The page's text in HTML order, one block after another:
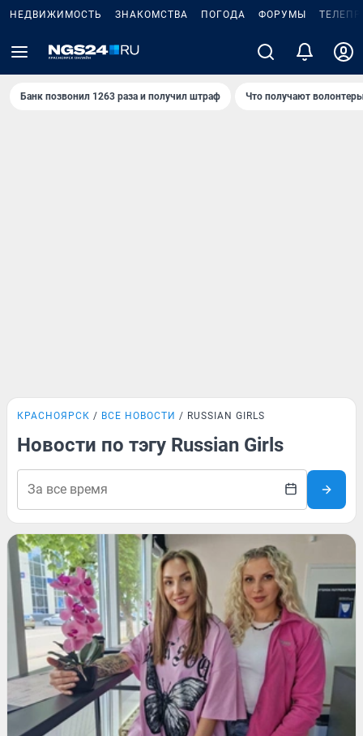
НЕДВИЖИМОСТЬ ЗНАКОМСТВА ПОГОДА ФОРУМЫ
Банк позвонил 1263 раза и получил штраф Что получают
КРАСНОЯРСК ВСЕ НОВОСТИ RUSSIAN GIRLS
Новости по тэгу Russian Girls